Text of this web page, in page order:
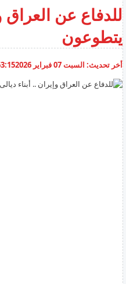
للدفاع عن العراق
يتطوعون
أخر تحديث: السبت 07 فبراير 2026